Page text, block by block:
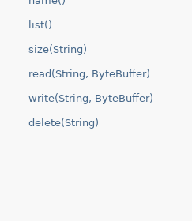
list()
size(String)
read(String, ByteBuffer)
write(String, ByteBuffer)
delete(String)